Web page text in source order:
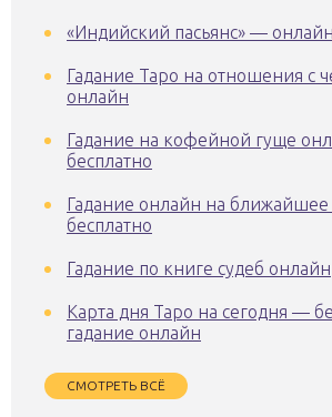
«Индийский пасьянс» —
Гадание Таро на отношения с
онлайн
Гадание на кофейной гуще
бесплатно
Гадание онлайн на
бесплатно
Гадание по книге судеб онлайн
Карта дня Таро на сегодня —
гадание онлайн
СМОТРЕТЬ ВСЁ